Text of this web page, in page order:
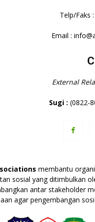
Telp/Faks :
Email :
External
Sugi : (0822-
membantu
sosial yang ditimbulkan
antar stakeholder
agar pengembangan